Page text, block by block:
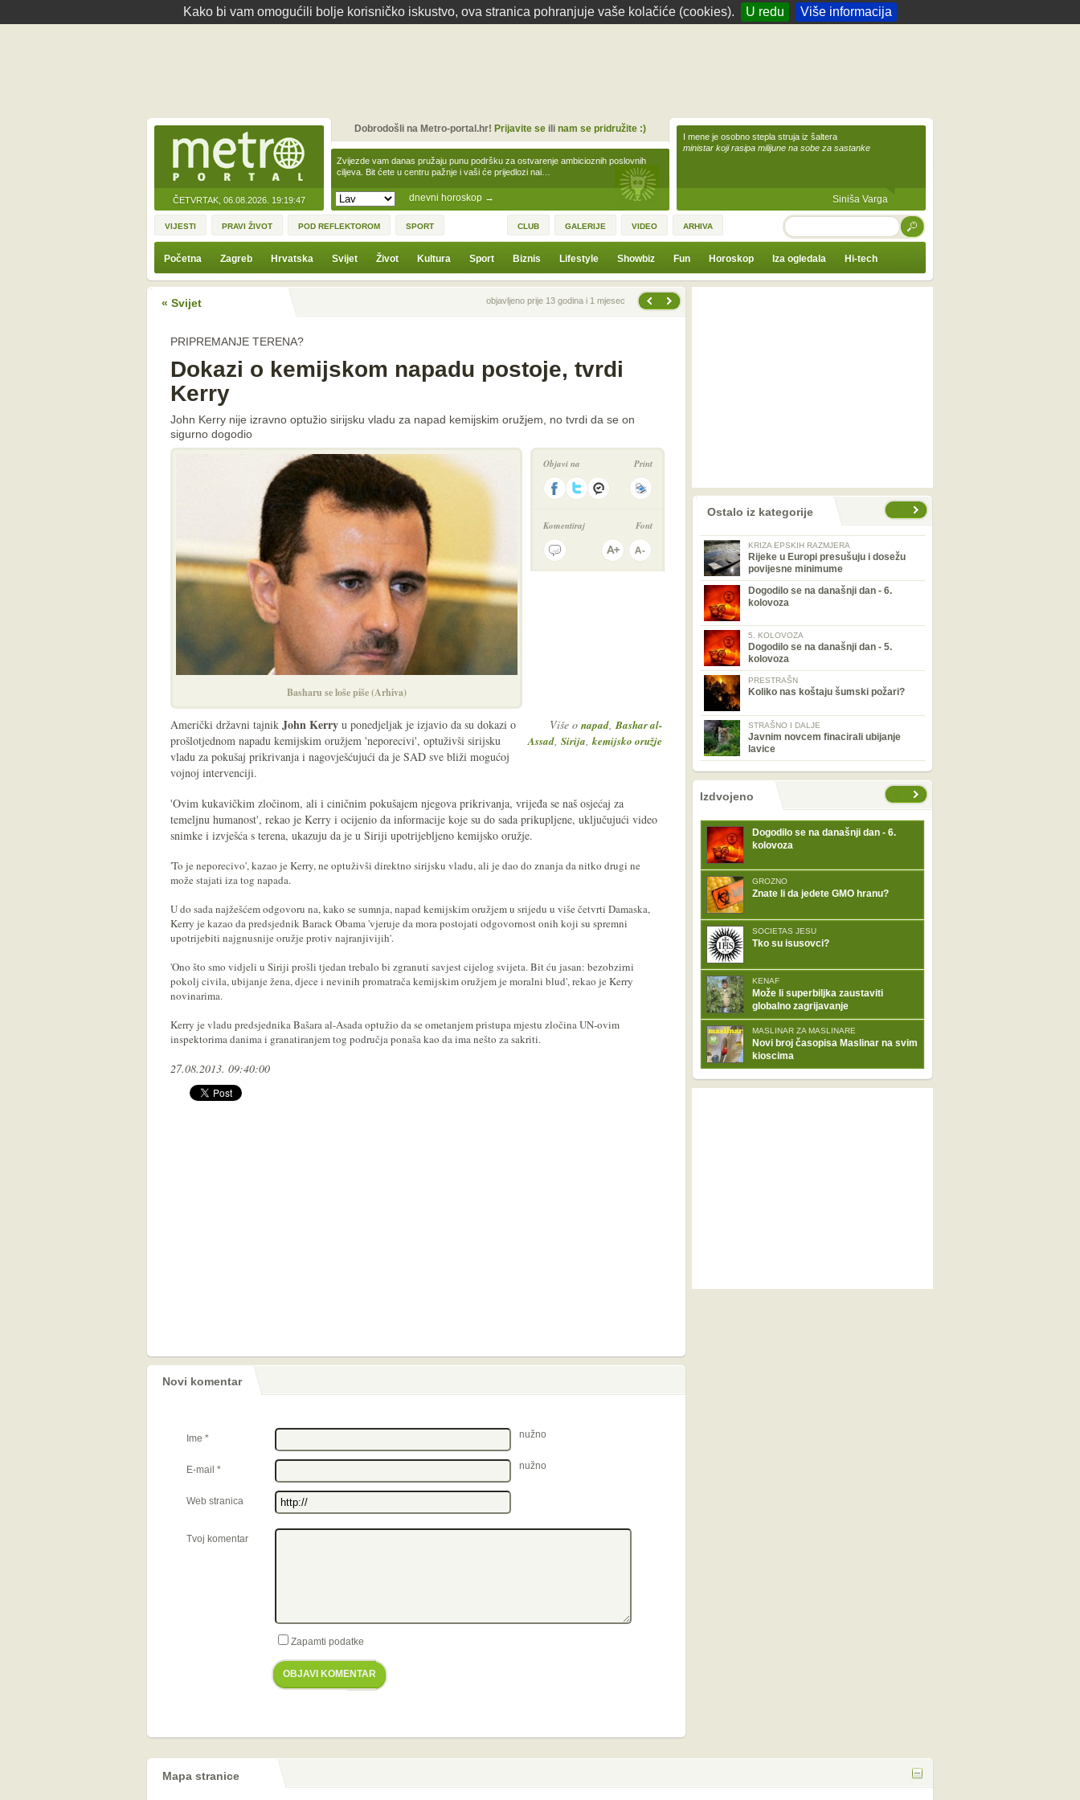
Kako bi vam omogućili bolje korisničko iskustvo, ova stranica pohranjuje vaše kolačiće (cookies). U redu Više informacija
ČETVRTAK, 06.08.2026. 19:19:47 dnevni horoskop →
Zvijezde vam danas pružaju punu podršku za ostvarenje ambicioznih poslovnih
ciljeva. Bit ćete u centru pažnje i vaši će prijedlozi nai…
Dobrodošli na Metro-portal.hr! Prijavite seili nam se pridružite :)
I mene je osobno stepla struja iz šaltera
ministar koji rasipa milijune na sobe za sastanke
Siniša Varga
VIJESTI PRAVI ŽIVOT POD REFLEKTOROM SPORT CLUB GALERIJE VIDEO ARHIVA TRAŽI
Početna Zagreb Hrvatska Svijet Život Kultura Sport Biznis Lifestyle Showbiz Fun Horoskop Iza ogledala Hi-tech
« Svijet Prethodna vijestobjavljeno prije 13 godina i 1 mjesec
PRIPREMANJE TERENA?
Dokazi o kemijskom napadu postoje, tvrdi
Kerry
John Kerry nije izravno optužio sirijsku vladu za napad kemijskim oružjem, no tvrdi da se on
sigurno dogodio
Basharu se loše piše (Arhiva)
Objavi na Print
Komentiraj Font
Više o napad,Bashar al-
Assad, Sirija,kemijsko oružje
Američki državni tajnik John Kerry u ponedjeljak je izjavio da su dokazi o
prošlotjednom napadu kemijskim oružjem 'neporecivi', optuživši sirijsku
vladu za pokušaj prikrivanja i nagovješćujući da je SAD sve bliži mogućoj
vojnoj intervenciji.
'Ovim kukavičkim zločinom, ali i ciničnim pokušajem njegova prikrivanja, vrijeđa se naš osjećaj za
temeljnu humanost', rekao je Kerry i ocijenio da informacije koje su do sada prikupljene, uključujući video
snimke i izvješća s terena, ukazuju da je u Siriji upotrijebljeno kemijsko oružje.
'To je neporecivo', kazao je Kerry, ne optuživši direktno sirijsku vladu, ali je dao do znanja da nitko drugi ne
može stajati iza tog napada.
U do sada najžešćem odgovoru na, kako se sumnja, napad kemijskim oružjem u srijedu u više četvrti Damaska,
Kerry je kazao da predsjednik Barack Obama 'vjeruje da mora postojati odgovornost onih koji su spremni
upotrijebiti najgnusnije oružje protiv najranjivijih'.
'Ono što smo vidjeli u Siriji prošli tjedan trebalo bi zgranuti savjest cijelog svijeta. Bit ću jasan: bezobzirni
pokolj civila, ubijanje žena, djece i nevinih promatrača kemijskim oružjem je moralni blud', rekao je Kerry
novinarima.
Kerry je vladu predsjednika Bašara al-Asada optužio da se ometanjem pristupa mjestu zločina UN-ovim
inspektorima danima i granatiranjem tog područja ponaša kao da ima nešto za sakriti.
27.08.2013. 09:40:00
Novi komentar
Ime * nužno
E-mail * nužno
Web stranica
Tvoj komentar
Zapamti podatke
OBJAVI KOMENTAR
Ostalo iz kategorije
KRIZA EPSKIH RAZMJERA
Rijeke u Europi presušuju i dosežu
povijesne minimume
Dogodilo se na današnji dan - 6.
kolovoza
5. KOLOVOZA
Dogodilo se na današnji dan - 5.
kolovoza
PRESTRAŠN
Koliko nas koštaju šumski požari?
STRAŠNO I DALJE
Javnim novcem finacirali ubijanje
lavice
nema prethodne stranice
sljedećeIzdvojeno
Dogodilo se na današnji dan - 6.
kolovoza
GROZNO
Znate li da jedete GMO hranu?
SOCIETAS JESU
Tko su isusovci?
KENAF
Može li superbiljka zaustaviti
globalno zagrijavanje
MASLINAR ZA MASLINARE
Novi broj časopisa Maslinar na svim
kioscima
Mapa stranice